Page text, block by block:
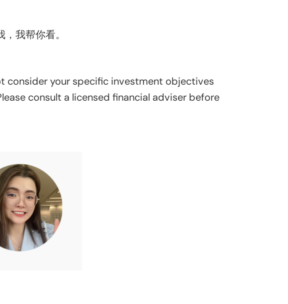
我帮你看。
consider your specific investment objectives
consult a licensed financial adviser before